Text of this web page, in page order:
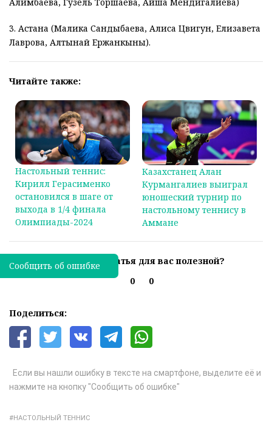
3. Астана (Малика Сандыбаева, Алиса Цвигун, Елизавета
Лаврова, Алтынай Ержанкыны).
Читайте также:
Настольный теннис:
Кирилл Герасименко
остановился в шаге от
выхода в 1/4 финала
Олимпиады-2024
Казахстанец Алан
Курмангалиев выиграл
юношеский турнир по
настольному теннису в
Аммане
Была ли эта статья для вас полезной?
0
0
Поделиться:
Если вы нашли ошибку в тексте на смартфоне, выделите её и
нажмите на кнопку "Сообщить об ошибке"
НАСТОЛЬНЫЙ ТЕННИС
Сообщить об ошибке